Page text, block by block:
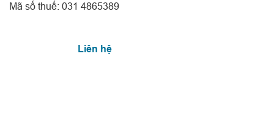
Mã số thuế: 031 4865389
Liên hệ